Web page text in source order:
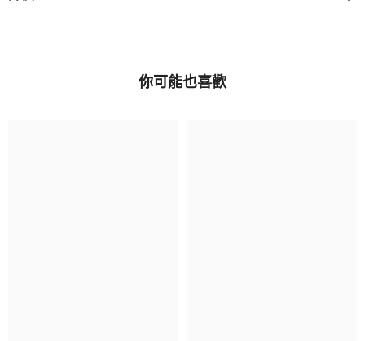
你可能也喜歡